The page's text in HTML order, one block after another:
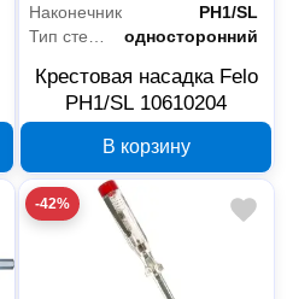
Наконечник
PH1/SL
Тип стержня
односторонний
Крестовая насадка Felo
PH1/SL 10610204
В корзину
-42%